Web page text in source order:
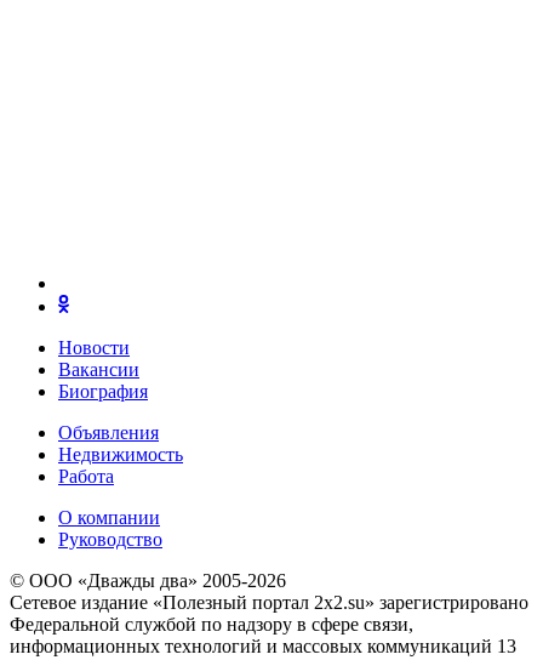
Новости
Вакансии
Биография
Объявления
Недвижимость
Работа
О компании
Руководство
© ООО «Дважды два» 2005-2026
Сетевое издание «Полезный портал 2x2.su» зарегистрировано
Федеральной службой по надзору в сфере связи,
информационных технологий и массовых коммуникаций 13